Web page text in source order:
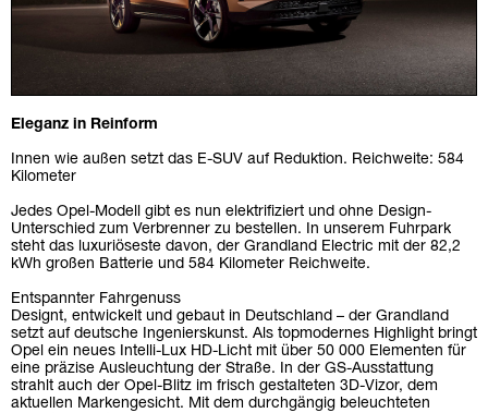
Eleganz in Reinform
Innen wie außen setzt das E-SUV auf Reduktion. Reichweite: 584
Kilometer
Jedes Opel-Modell gibt es nun elektrifiziert und ohne Design-
Unterschied zum Verbrenner zu bestellen. In unserem Fuhrpark
steht das luxuriöseste davon, der Grandland Electric mit der 82,2
kWh großen Batterie und 584 Kilometer Reichweite.
Entspannter Fahrgenuss
Designt, entwickelt und gebaut in Deutschland – der Grandland
setzt auf deutsche Ingenierskunst. Als topmodernes Highlight bringt
Opel ein neues Intelli-Lux HD-Licht mit über 50 000 Elementen für
eine präzise Ausleuchtung der Straße. In der GS-Ausstattung
strahlt auch der Opel-Blitz im frisch gestalteten 3D-Vizor, dem
aktuellen Markengesicht. Mit dem durchgängig beleuchteten